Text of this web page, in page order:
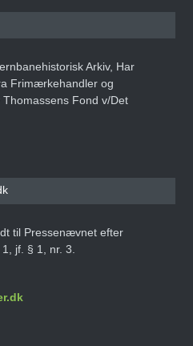
Arkiv, Har
Frimærkehandler og
Fond v/Det
til Pressenævnet efter
jf. § 1, nr. 3.